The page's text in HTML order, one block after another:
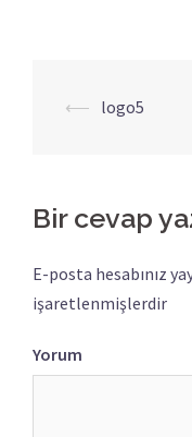
Yazı
⟵ logo5
Bir cevap
E-posta hesabınız
işaretlenmişlerdir
Yorum